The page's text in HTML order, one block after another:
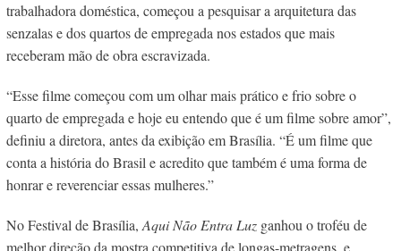
trabalhadora doméstica, começou a pesquisar a arquitetura das
senzalas e dos quartos de empregada nos estados que mais
receberam mão de obra escravizada.
“Esse filme começou com um olhar mais prático e frio sobre o
quarto de empregada e hoje eu entendo que é um filme sobre amor”,
definiu a diretora, antes da exibição em Brasília. “É um filme que
conta a história do Brasil e acredito que também é uma forma de
honrar e reverenciar essas mulheres.”
No Festival de Brasília,Aqui Não Entra Luzganhou o troféu de